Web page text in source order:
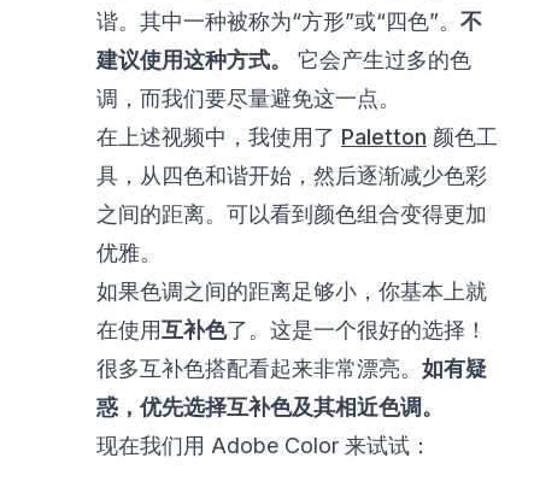
谐。其中一种被称为“方形”或“四色”。 不
建议使用这种方式。
它会产生过多的色
调，而我们要尽量避免这一点。
在上述视频中，我使用了 Paletton 颜色工
具，从四色和谐开始，然后逐渐减少色彩
之间的距离。可以看到颜色组合变得更加
优雅。
如果色调之间的距离足够小，你基本上就
在使用互补色了。这是一个很好的选择！
很多互补色搭配看起来非常漂亮。 如有疑
惑，优先选择互补色及其相近色调。
现在我们用 Adobe Color 来试试：